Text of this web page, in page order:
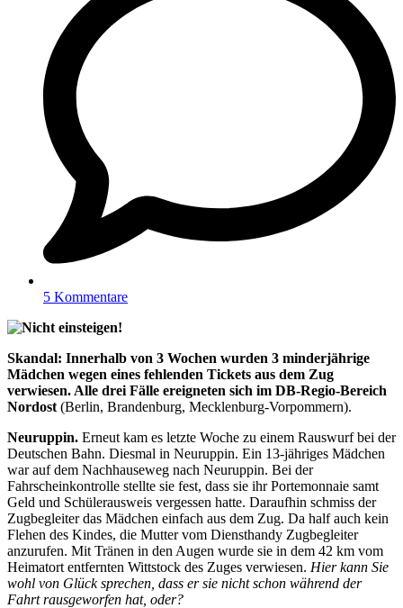
5 Kommentare
Skandal: Innerhalb von 3 Wochen wurden 3 minderjährige
Mädchen wegen eines fehlenden Tickets aus dem Zug
verwiesen. Alle drei Fälle ereigneten sich im DB-Regio-Bereich
Nordost (Berlin, Brandenburg, Mecklenburg-Vorpommern).
Neuruppin. Erneut kam es letzte Woche zu einem Rauswurf bei der
Deutschen Bahn. Diesmal in Neuruppin. Ein 13-jähriges Mädchen
war auf dem Nachhauseweg nach Neuruppin. Bei der
Fahrscheinkontrolle stellte sie fest, dass sie ihr Portemonnaie samt
Geld und Schülerausweis vergessen hatte. Daraufhin schmiss der
Zugbegleiter das Mädchen einfach aus dem Zug. Da half auch kein
Flehen des Kindes, die Mutter vom Diensthandy Zugbegleiter
anzurufen. Mit Tränen in den Augen wurde sie in dem 42 km vom
Heimatort entfernten Wittstock des Zuges verwiesen. Hier kann Sie
wohl von Glück sprechen, dass er sie nicht schon während der
Fahrt rausgeworfen hat, oder?